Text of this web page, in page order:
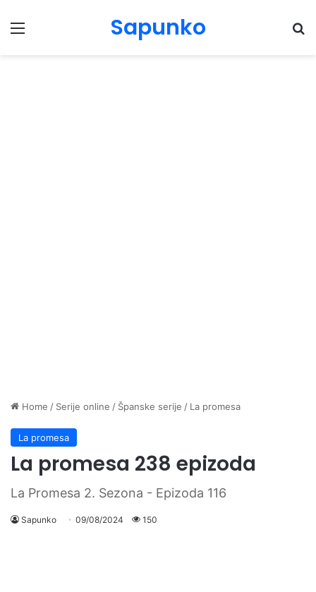
Menu Sapunko
Home / Serije online / Španske serije / La promesa
La promesa
La promesa 238 epizoda
La Promesa 2. Sezona - Epizoda 116
Sapunko 09/08/2024 150